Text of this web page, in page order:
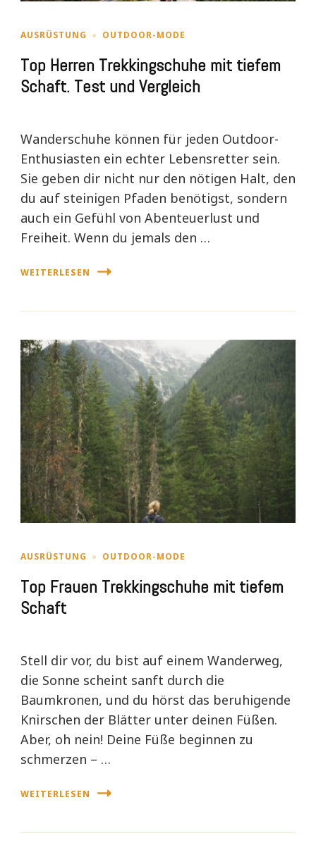
AUSRÜSTUNG OUTDOOR-MODE
Top Herren Trekkingschuhe mit tiefem
Schaft. Test und Vergleich
Wanderschuhe können für jeden Outdoor-
Enthusiasten ein echter Lebensretter sein.
Sie geben dir nicht nur den nötigen Halt, den
du auf steinigen Pfaden benötigst, sondern
auch ein Gefühl von Abenteuerlust und
Freiheit. Wenn du jemals den …
WEITERLESEN
AUSRÜSTUNG OUTDOOR-MODE
Top Frauen Trekkingschuhe mit tiefem
Schaft
Stell dir vor, du bist auf einem Wanderweg,
die Sonne scheint sanft durch die
Baumkronen, und du hörst das beruhigende
Knirschen der Blätter unter deinen Füßen.
Aber, oh nein! Deine Füße beginnen zu
schmerzen – …
WEITERLESEN